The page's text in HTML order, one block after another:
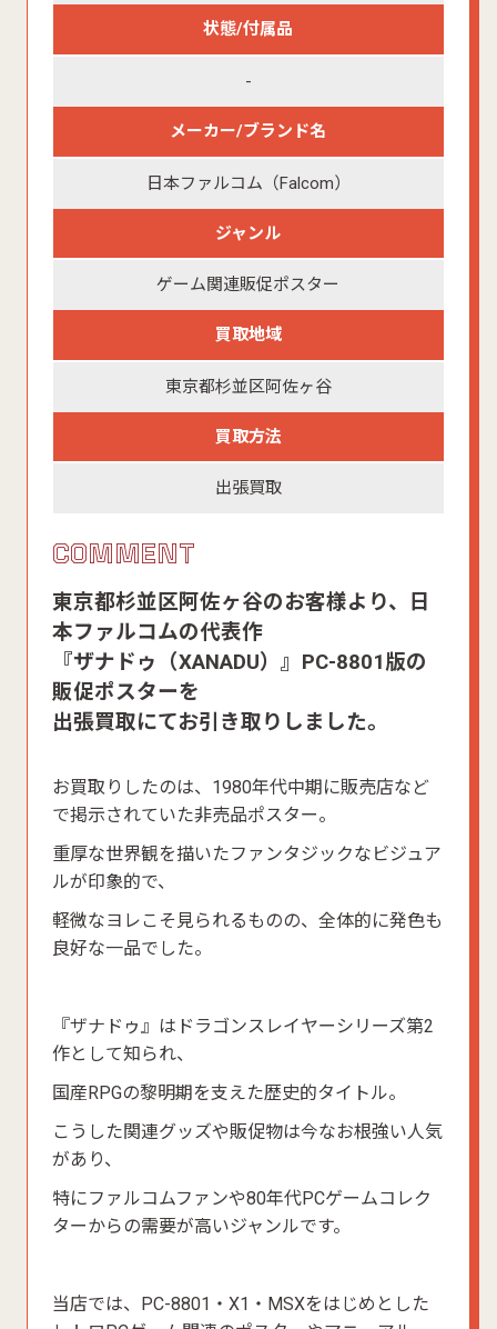
状態/付属品
-
メーカー/ブランド名
日本ファルコム（Falcom）
ジャンル
ゲーム関連販促ポスター
買取地域
東京都杉並区阿佐ヶ谷
買取方法
出張買取
COMMENT
東京都杉並区阿佐ヶ谷のお客様より、日
本ファルコムの代表作
『ザナドゥ（XANADU）』PC-8801版の
販促ポスターを
出張買取にてお引き取りしました。
お買取りしたのは、1980年代中期に販売店など
で掲示されていた非売品ポスター。
重厚な世界観を描いたファンタジックなビジュア
ルが印象的で、
軽微なヨレこそ見られるものの、全体的に発色も
良好な一品でした。
『ザナドゥ』はドラゴンスレイヤーシリーズ第2
作として知られ、
国産RPGの黎明期を支えた歴史的タイトル。
こうした関連グッズや販促物は今なお根強い人気
があり、
特にファルコムファンや80年代PCゲームコレク
ターからの需要が高いジャンルです。
当店では、PC-8801・X1・MSXをはじめとした